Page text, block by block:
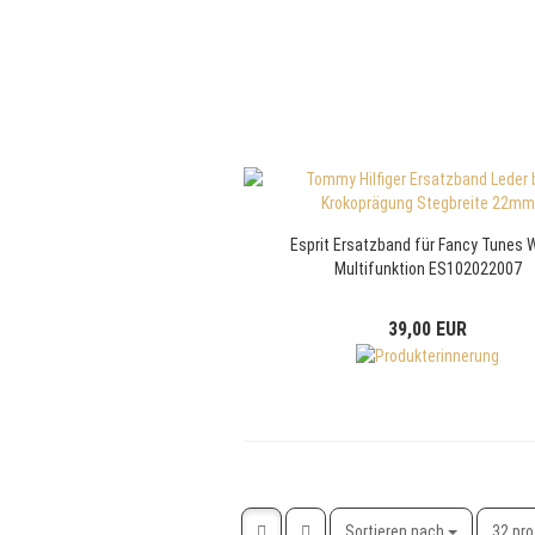
Esprit Ersatzband für Fancy Tunes
Multifunktion ES102022007
39,00 EUR
Sortieren nach
Sortieren nach 32
pro